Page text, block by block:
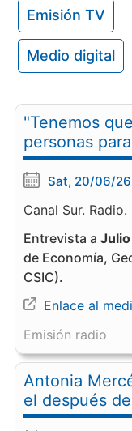
Emisión TV
Medio digital
"Tenemos
personas
Sat, 20/06/26
Canal Sur.
Entrevista a
de Economía,
CSIC).
Enlace al
Emisión radio
Antonia
el después